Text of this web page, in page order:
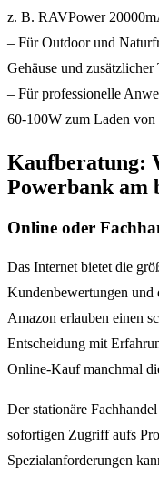
z. B. RAVPower
– Für Outdoor und
Gehäuse und
– Für professionelle
60-100W zum Laden von
Kaufberatung:
Powerbank am
Online oder
Das Internet bietet die
Kundenbewertungen und
Amazon erlauben einen
Entscheidung mit
Online-Kauf manchmal
Der stationäre
sofortigen Zugriff aufs
Spezialanforderungen